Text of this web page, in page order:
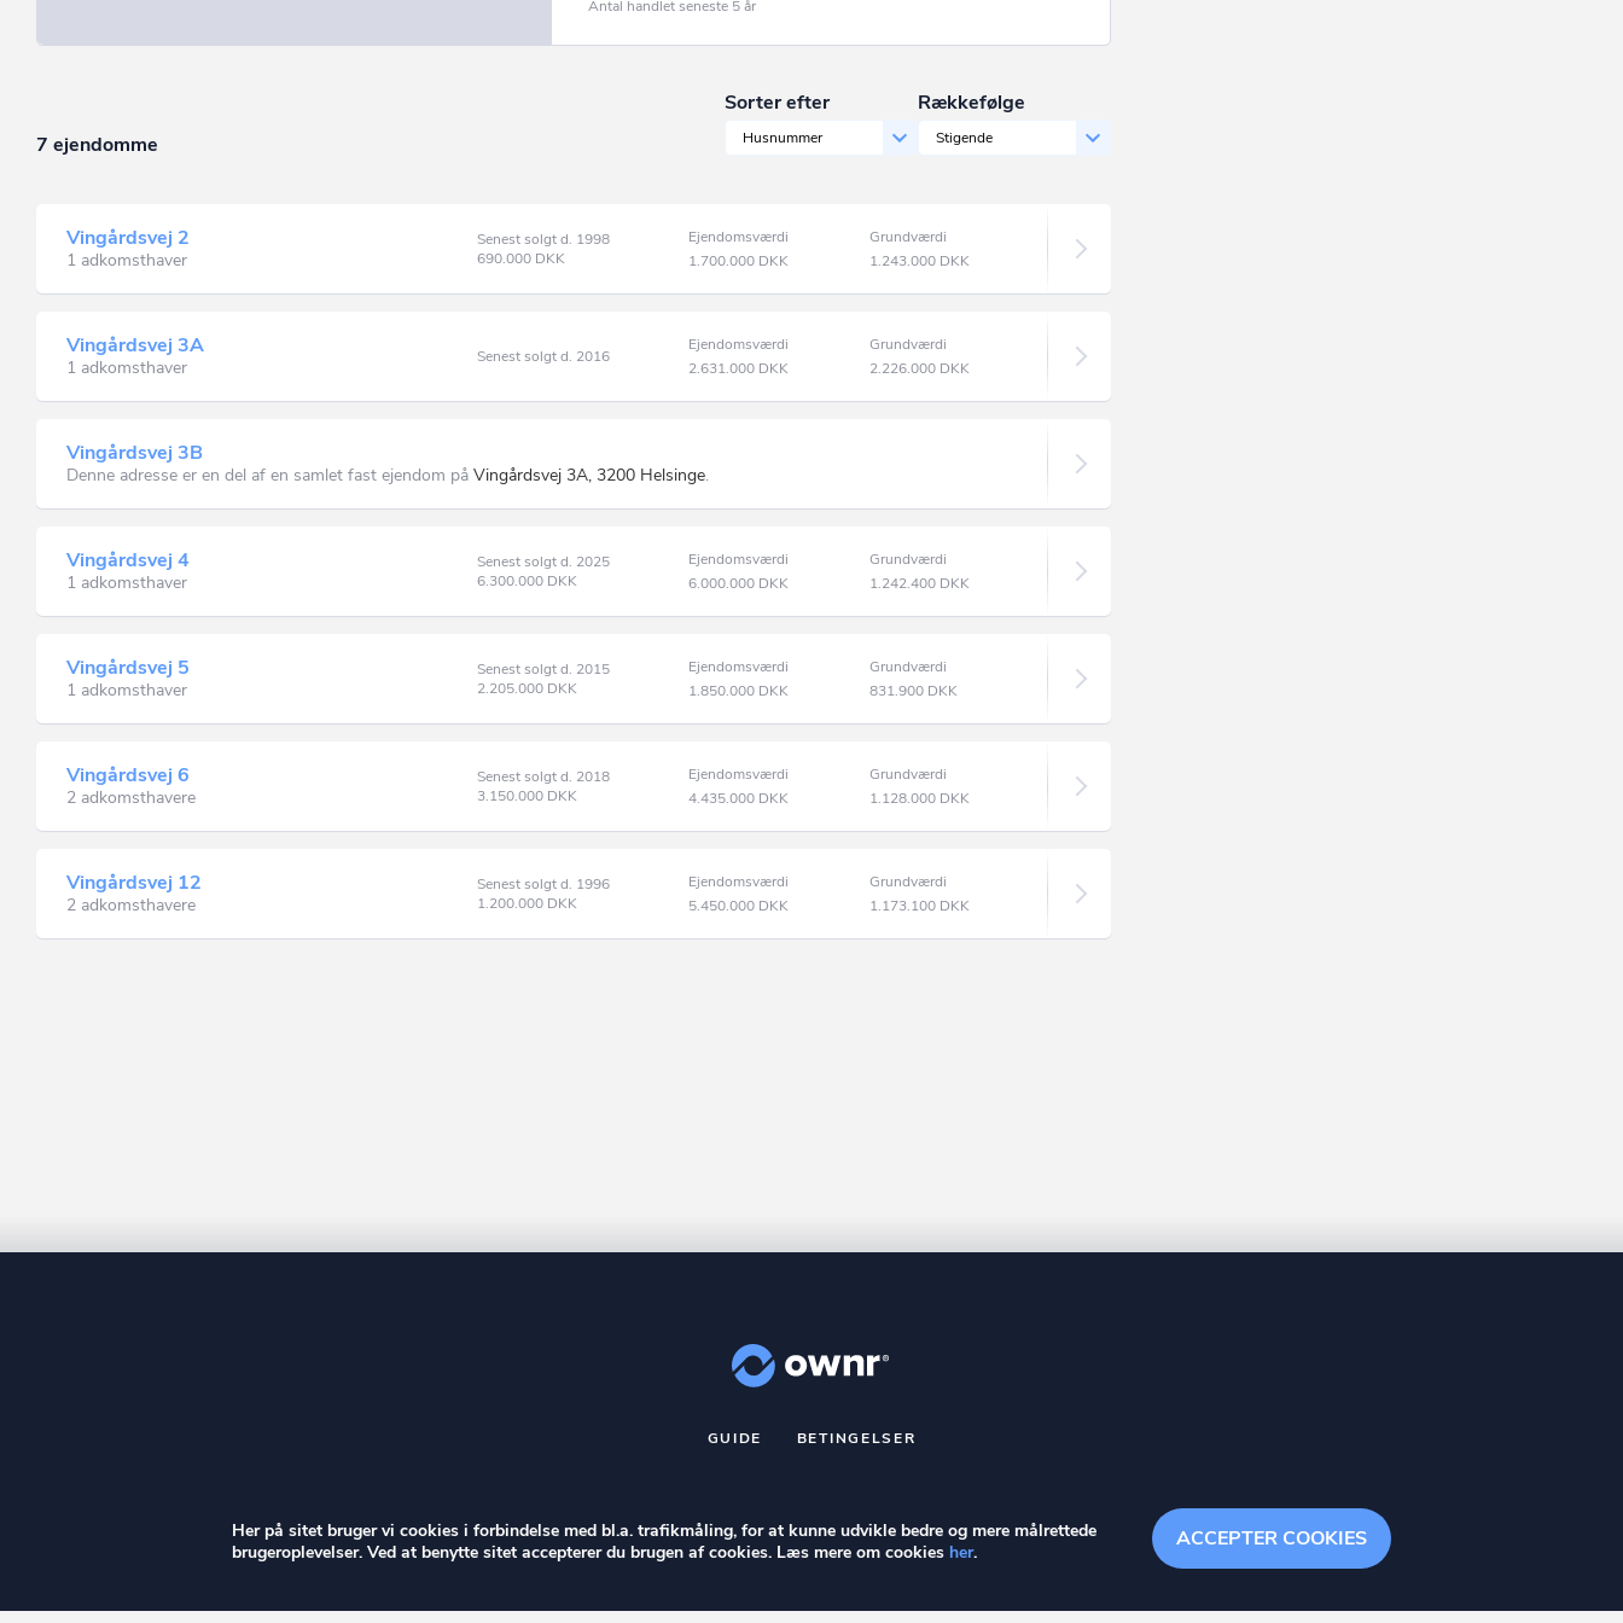
Antal handlet seneste 5 år
7 ejendomme
Sorter efter
Husnummer
Rækkefølge
Stigende
Vingårdsvej 2
1 adkomsthaver
Senest solgt d. 1998
690.000 DKK
Ejendomsværdi
1.700.000 DKK
Grundværdi
1.243.000 DKK
Vingårdsvej 3A
1 adkomsthaver Senest solgt d. 2016
Ejendomsværdi
2.631.000 DKK
Grundværdi
2.226.000 DKK
Vingårdsvej 3B
Denne adresse er en del af en samlet fast ejendom på Vingårdsvej 3A, 3200 Helsinge.
Vingårdsvej 4
1 adkomsthaver
Senest solgt d. 2025
6.300.000 DKK
Ejendomsværdi
6.000.000 DKK
Grundværdi
1.242.400 DKK
Vingårdsvej 5
1 adkomsthaver
Senest solgt d. 2015
2.205.000 DKK
Ejendomsværdi
1.850.000 DKK
Grundværdi
831.900 DKK
Vingårdsvej 6
2 adkomsthavere
Senest solgt d. 2018
3.150.000 DKK
Ejendomsværdi
4.435.000 DKK
Grundværdi
1.128.000 DKK
Vingårdsvej 12
2 adkomsthavere
Senest solgt d. 1996
1.200.000 DKK
Ejendomsværdi
5.450.000 DKK
Grundværdi
1.173.100 DKK
GUIDE BETINGELSER
Stationsparken 26. 2., 2600 Glostrup, info@ownr.dk
ACCEPTER COOKIES
Her på sitet bruger vi cookies i forbindelse med bl.a. trafikmåling, for at kunne udvikle bedre og mere målrettede
brugeroplevelser. Ved at benytte sitet accepterer du brugen af cookies. Læs mere om cookies her.